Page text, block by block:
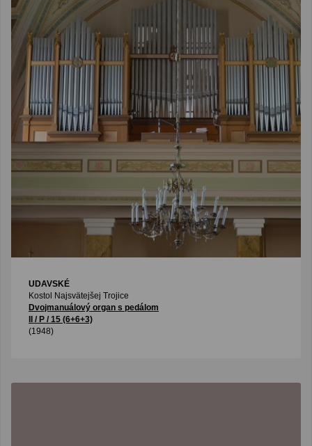
UDAVSKÉ
Kostol Najsvätejšej Trojice
Dvojmanuálový organ s pedálom
II / P / 15 (6+6+3)
(1948)